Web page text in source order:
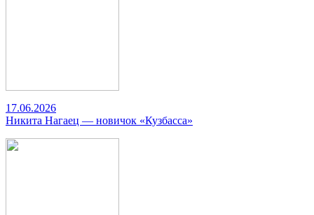
17.06.2026
Никита Нагаец — новичок «Кузбасса»